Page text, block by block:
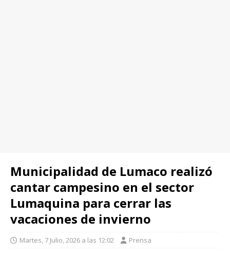
Municipalidad de Lumaco realizó
cantar campesino en el sector
Lumaquina para cerrar las
vacaciones de invierno
Martes, 7 Julio, 2026 a las 12:02 Prensa